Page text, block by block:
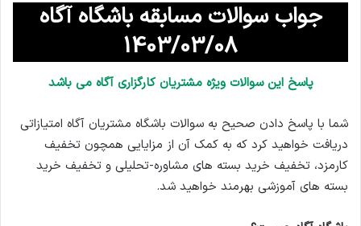
جواب سوالات مسابقه باشگاه آگاه
1403/03/08
پاسخ این سوالات ویژه مشتریان کارگزاری آگاه می باشد
شما با پاسخ دادن صحیح به سوالات باشگاه مشتریان آگاه امتیازاتی
دریافت خواهید کرد که به کمک آن از مزایایی همچون تخفیف
کارمزد، تخفیف خرید بسته های مشاوره-تحلیلی و تخفیف خرید
بسته های آموزشی بهرمند خواهید شد.